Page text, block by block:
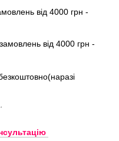
від 4000 грн -
від 4000 грн -